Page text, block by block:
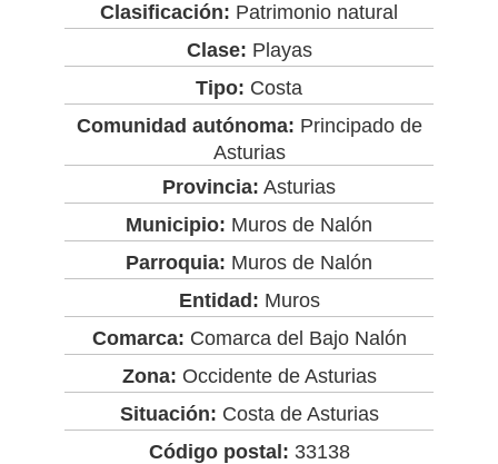
Clasificación: Patrimonio natural
Clase: Playas
Tipo: Costa
Comunidad autónoma: Principado de
Asturias
Provincia: Asturias
Municipio: Muros de Nalón
Parroquia: Muros de Nalón
Entidad: Muros
Comarca: Comarca del Bajo Nalón
Zona: Occidente de Asturias
Situación: Costa de Asturias
Código postal: 33138